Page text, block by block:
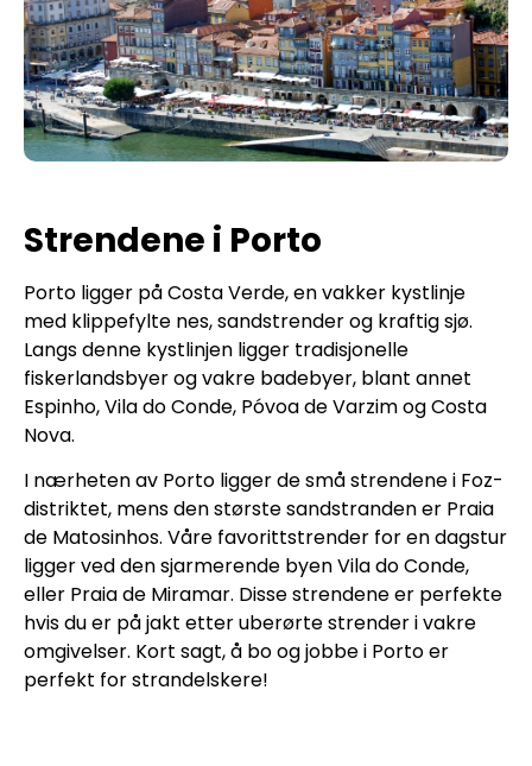
Strendene i Porto
Porto ligger på Costa Verde, en vakker kystlinje
med klippefylte nes, sandstrender og kraftig sjø.
Langs denne kystlinjen ligger tradisjonelle
fiskerlandsbyer og vakre badebyer, blant annet
Espinho, Vila do Conde, Póvoa de Varzim og Costa
Nova.
I nærheten av Porto ligger de små strendene i Foz-
distriktet, mens den største sandstranden er Praia
de Matosinhos. Våre favorittstrender for en dagstur
ligger ved den sjarmerende byen Vila do Conde,
eller Praia de Miramar. Disse strendene er perfekte
hvis du er på jakt etter uberørte strender i vakre
omgivelser. Kort sagt, å bo og jobbe i Porto er
perfekt for strandelskere!